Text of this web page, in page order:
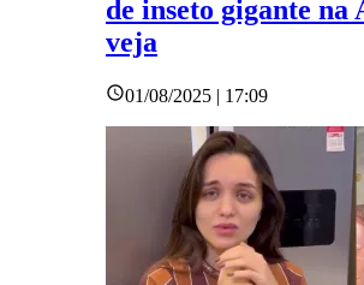
de inseto gigante na
veja
01/08/2025 | 17:09